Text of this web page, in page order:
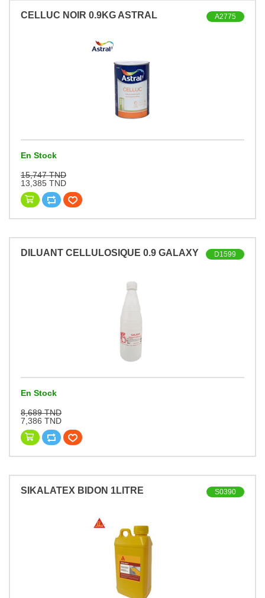
CELLUC NOIR 0.9KG ASTRAL A2775
En Stock
15,747 TND
13,385 TND
DILUANT CELLULOSIQUE 0.9 GALAXY D1599
En Stock
8,689 TND
7,386 TND
SIKALATEX BIDON 1LITRE S0390